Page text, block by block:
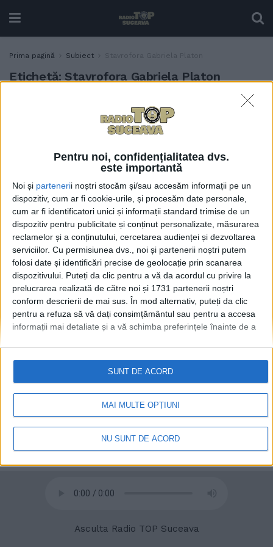
Pentru noi, confidențialitatea dvs.
este importantă
Noi și partenerii noștri stocăm și/sau accesăm informații pe un
dispozitiv, cum ar fi cookie-urile, și procesăm date personale,
cum ar fi identificatori unici și informații standard trimise de un
dispozitiv pentru publicitate și conținut personalizate, măsurarea
reclamelor și a conținutului, cercetarea audienței și dezvoltarea
serviciilor. Cu permisiunea dvs., noi și partenerii noștri putem
folosi date și identificări precise de geolocație prin scanarea
dispozitivului. Puteți da clic pentru a vă da acordul cu privire la
prelucrarea realizată de către noi și 1731 partenerii noștri
conform descrierii de mai sus. În mod alternativ, puteți da clic
pentru a refuza să vă dați consimțământul sau pentru a accesa
informații mai detaliate și a vă schimba preferințele înainte de a
retrageți consimțământul în orice moment, revenind la acest site
și făcând clic pe butonul "Confidențialitate" din partea de jos a
paginii web.
MAI MULTE OPȚIUNI
NU SUNT DE ACORD
SUNT DE ACORD
Prima pagină Subiect Stavrofora Gabriela Platon
Etichetă: Stavrofora Gabriela Platon
Directorul Bibliotecii ”I. G.
Sbiera”, Gabriel Cărăbuș, a
primit o distincție din
Sucevei și Rădăuților
28 APRILIE, 2022
© 2020 Radio TOP Suceava 104 FM
Asculta Radio TOP Suceava